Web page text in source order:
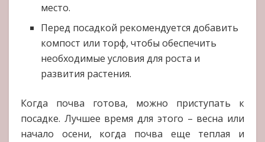
место.
Перед посадкой рекомендуется добавить
компост или торф, чтобы обеспечить
необходимые условия для роста и
развития растения.
Когда почва готова, можно приступать к
посадке. Лучшее время для этого – весна или
начало осени, когда почва еще теплая и